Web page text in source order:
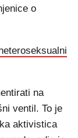
o
na
ventil. To je
aktivistica